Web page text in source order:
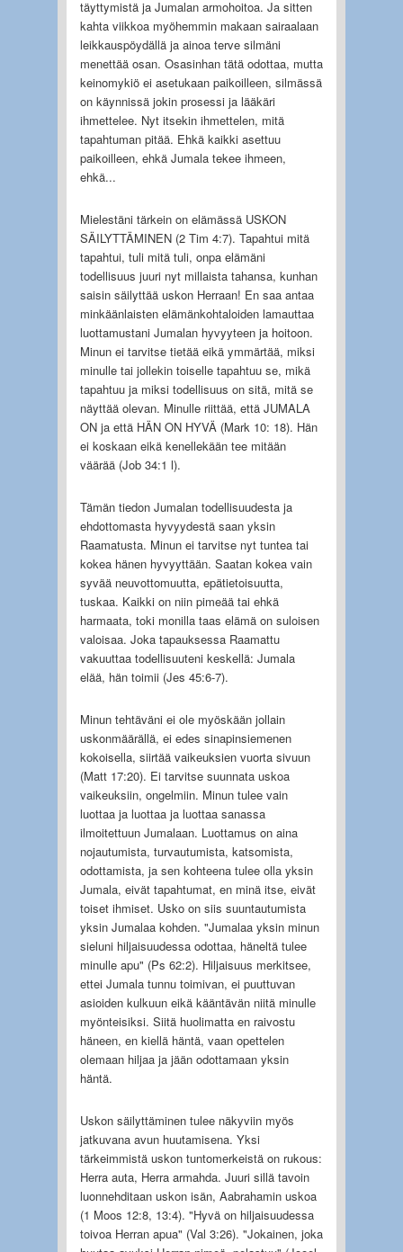
täyttymistä ja Jumalan armohoitoa. Ja sitten
kahta viikkoa myöhemmin makaan sairaalaan
leikkauspöydällä ja ainoa terve silmäni
menettää osan. Osasinhan tätä odottaa, mutta
keinomykiö ei asetukaan paikoilleen, silmässä
on käynnissä jokin prosessi ja lääkäri
ihmettelee. Nyt itsekin ihmettelen, mitä
tapahtuman pitää. Ehkä kaikki asettuu
paikoilleen, ehkä Jumala tekee ihmeen,
ehkä...
Mielestäni tärkein on elämässä USKON
SÄILYTTÄMINEN (2 Tim 4:7). Tapahtui mitä
tapahtui, tuli mitä tuli, onpa elämäni
todellisuus juuri nyt millaista tahansa, kunhan
saisin säilyttää uskon Herraan! En saa antaa
minkäänlaisten elämänkohtaloiden lamauttaa
luottamustani Jumalan hyvyyteen ja hoitoon.
Minun ei tarvitse tietää eikä ymmärtää, miksi
minulle tai jollekin toiselle tapahtuu se, mikä
tapahtuu ja miksi todellisuus on sitä, mitä se
näyttää olevan. Minulle riittää, että JUMALA
ON ja että HÄN ON HYVÄ (Mark 10: 18). Hän
ei koskaan eikä kenellekään tee mitään
väärää (Job 34:1 l).
Tämän tiedon Jumalan todellisuudesta ja
ehdottomasta hyvyydestä saan yksin
Raamatusta. Minun ei tarvitse nyt tuntea tai
kokea hänen hyvyyttään. Saatan kokea vain
syvää neuvottomuutta, epätietoisuutta,
tuskaa. Kaikki on niin pimeää tai ehkä
harmaata, toki monilla taas elämä on suloisen
valoisaa. Joka tapauksessa Raamattu
vakuuttaa todellisuuteni keskellä: Jumala
elää, hän toimii (Jes 45:6-7).
Minun tehtäväni ei ole myöskään jollain
uskonmäärällä, ei edes sinapinsiemenen
kokoisella, siirtää vaikeuksien vuorta sivuun
(Matt 17:20). Ei tarvitse suunnata uskoa
vaikeuksiin, ongelmiin. Minun tulee vain
luottaa ja luottaa ja luottaa sanassa
ilmoitettuun Jumalaan. Luottamus on aina
nojautumista, turvautumista, katsomista,
odottamista, ja sen kohteena tulee olla yksin
Jumala, eivät tapahtumat, en minä itse, eivät
toiset ihmiset. Usko on siis suuntautumista
yksin Jumalaa kohden. "Jumalaa yksin minun
sieluni hiljaisuudessa odottaa, häneltä tulee
minulle apu" (Ps 62:2). Hiljaisuus merkitsee,
ettei Jumala tunnu toimivan, ei puuttuvan
asioiden kulkuun eikä kääntävän niitä minulle
myönteisiksi. Siitä huolimatta en raivostu
häneen, en kiellä häntä, vaan opettelen
olemaan hiljaa ja jään odottamaan yksin
häntä.
Uskon säilyttäminen tulee näkyviin myös
jatkuvana avun huutamisena. Yksi
tärkeimmistä uskon tuntomerkeistä on rukous:
Herra auta, Herra armahda. Juuri sillä tavoin
luonnehditaan uskon isän, Aabrahamin uskoa
(1 Moos 12:8, 13:4). "Hyvä on hiljaisuudessa
toivoa Herran apua" (Val 3:26). "Jokainen, joka